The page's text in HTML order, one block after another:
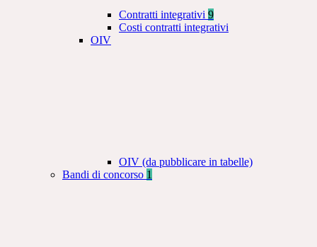
Contratti integrativi 9
Costi contratti integrativi
OIV
OIV (da pubblicare in tabelle)
Bandi di concorso 1